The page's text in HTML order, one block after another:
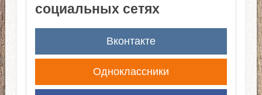
социальных сетях
Вконтакте
Одноклассники